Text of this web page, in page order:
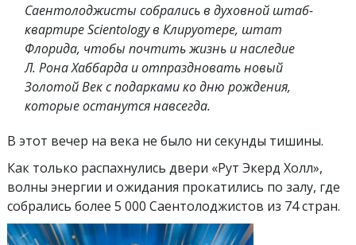
Саентолоджисты собрались в духовной штаб-
квартире Scientology в Клируотере, штат
Флорида, чтобы почтить жизнь и наследие
Л. Рона Хаббарда и отпраздновать новый
Золотой Век с подарками ко дню рождения,
которые останутся навсегда.
В этот вечер на века не было ни секунды тишины.
Как только распахнулись двери «Рут Экерд Холл»,
волны энергии и ожидания прокатились по залу, где
собрались более 5 000 Саентолоджистов из 74 стран.